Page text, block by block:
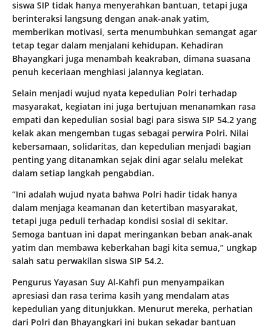
siswa SIP tidak hanya menyerahkan bantuan, tetapi juga
berinteraksi langsung dengan anak-anak yatim,
memberikan motivasi, serta menumbuhkan semangat agar
tetap tegar dalam menjalani kehidupan. Kehadiran
Bhayangkari juga menambah keakraban, dimana suasana
penuh keceriaan menghiasi jalannya kegiatan.
Selain menjadi wujud nyata kepedulian Polri terhadap
masyarakat, kegiatan ini juga bertujuan menanamkan rasa
empati dan kepedulian sosial bagi para siswa SIP 54.2 yang
kelak akan mengemban tugas sebagai perwira Polri. Nilai
kebersamaan, solidaritas, dan kepedulian menjadi bagian
penting yang ditanamkan sejak dini agar selalu melekat
dalam setiap langkah pengabdian.
“Ini adalah wujud nyata bahwa Polri hadir tidak hanya
dalam menjaga keamanan dan ketertiban masyarakat,
tetapi juga peduli terhadap kondisi sosial di sekitar.
Semoga bantuan ini dapat meringankan beban anak-anak
yatim dan membawa keberkahan bagi kita semua,” ungkap
salah satu perwakilan siswa SIP 54.2.
Pengurus Yayasan Suy Al-Kahfi pun menyampaikan
apresiasi dan rasa terima kasih yang mendalam atas
kepedulian yang ditunjukkan. Menurut mereka, perhatian
dari Polri dan Bhayangkari ini bukan sekadar bantuan